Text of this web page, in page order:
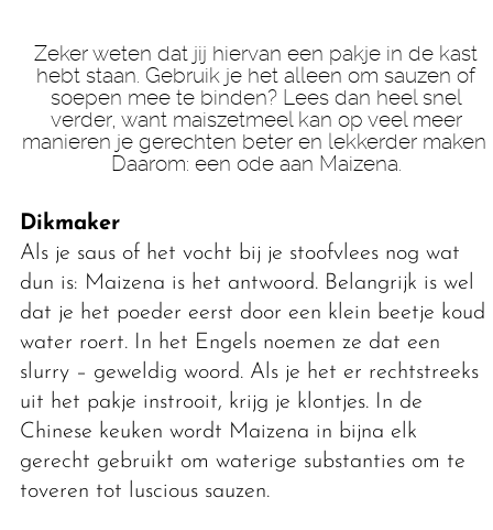
Zeker weten dat jij hiervan een pakje in de kast
hebt staan. Gebruik je het alleen om sauzen of
soepen mee te binden? Lees dan heel snel
verder, want maiszetmeel kan op veel meer
manieren je gerechten beter en lekkerder maken.
Daarom: een ode aan Maizena.
Dikmaker
Als je saus of het vocht bij je stoofvlees nog wat
dun is: Maizena is het antwoord. Belangrijk is wel
dat je het poeder eerst door een klein beetje koud
water roert. In het Engels noemen ze dat een
slurry – geweldig woord. Als je het er rechtstreeks
uit het pakje instrooit, krijg je klontjes. In de
Chinese keuken wordt Maizena in bijna elk
gerecht gebruikt om waterige substanties om te
toveren tot luscious sauzen.